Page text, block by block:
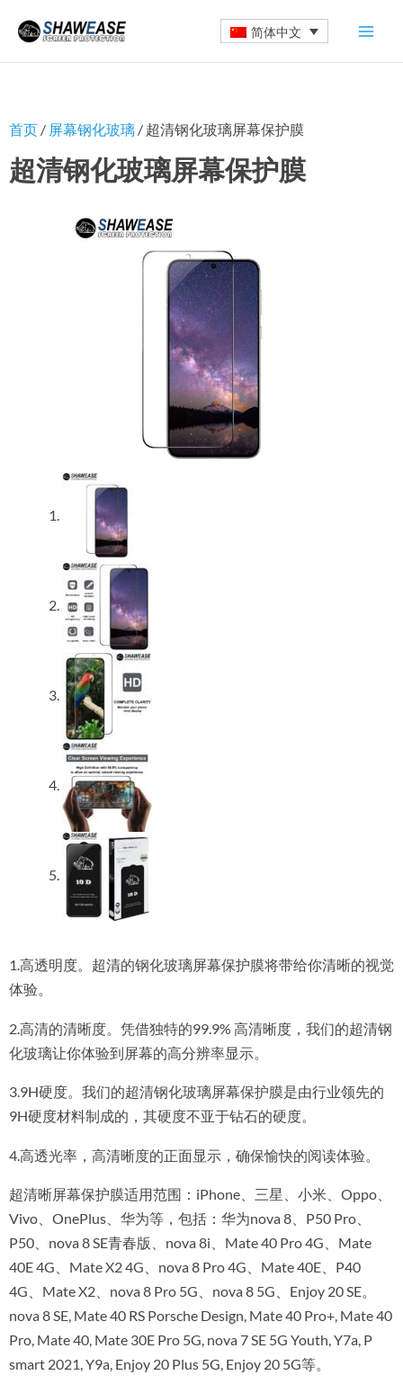
内
简体中文
首页 / 屏幕钢化玻璃 / 超清钢化玻璃屏幕保护膜
超清钢化玻璃屏幕保护膜
1.高透明度。超清的钢化玻璃屏幕保护膜将带给你清晰的视觉
体验。
2.高清的清晰度。凭借独特的99.9% 高清晰度，我们的超清钢
化玻璃让你体验到屏幕的高分辨率显示。
3.9H硬度。我们的超清钢化玻璃屏幕保护膜是由行业领先的
9H硬度材料制成的，其硬度不亚于钻石的硬度。
4.高透光率，高清晰度的正面显示，确保愉快的阅读体验。
超清晰屏幕保护膜适用范围：iPhone、三星、小米、Oppo、
Vivo、OnePlus、华为等，包括：华为nova 8、P50 Pro、
P50、nova 8 SE青春版、nova 8i、Mate 40 Pro 4G、Mate
40E 4G、Mate X2 4G、nova 8 Pro 4G、Mate 40E、P40
4G、Mate X2、nova 8 Pro 5G、nova 8 5G、Enjoy 20 SE。
nova 8 SE, Mate 40 RS Porsche Design, Mate 40 Pro+, Mate 40
Pro, Mate 40, Mate 30E Pro 5G, nova 7 SE 5G Youth, Y7a, P
smart 2021, Y9a, Enjoy 20 Plus 5G, Enjoy 20 5G等。